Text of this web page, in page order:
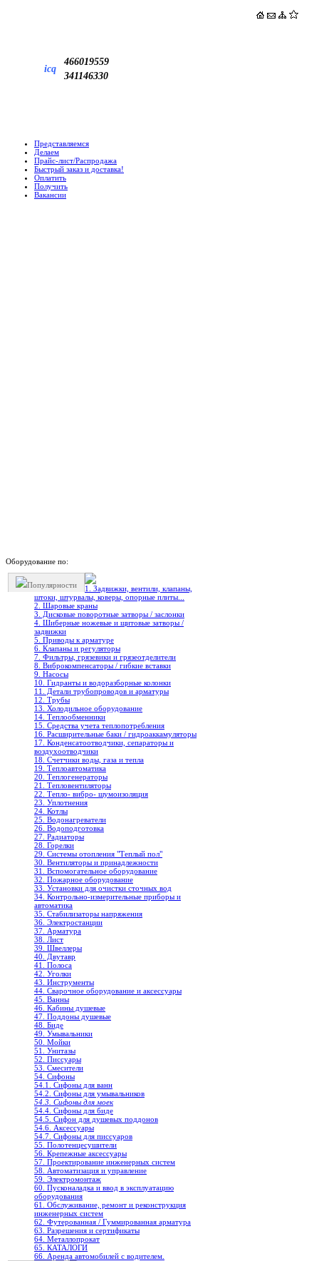
icq
466019559
341146330
Представляемся
Делаем
Прайс-лист/Распродажа
Быстрый заказ и доставка!
Оплатить
Получить
Вакансии
Оборудование по:
Популярности
1. Задвижки, вентили, клапаны,
штоки, штурвалы, коверы, опорные плиты...
2. Шаровые краны
3. Дисковые поворотные затворы / заслонки
4. Шиберные ножевые и щитовые затворы /
задвижки
5. Приводы к арматуре
6. Клапаны и регуляторы
7. Фильтры, грязевики и грязеотделители
8. Виброкомпенсаторы / гибкие вставки
9. Насосы
10. Гидранты и водоразборные колонки
11. Детали трубопроводов и арматуры
12. Трубы
13. Холодильное oборудование
14. Теплообменники
15. Средства учета теплопотребления
16. Расширительные баки / гидроаккамуляторы
17. Конденсатоотводчики, сепараторы и
воздухоотводчики
18. Счетчики воды, газа и тепла
19. Теплоавтоматика
20. Теплогенераторы
21. Тепловентиляторы
22. Тепло- вибро- шумоизоляция
23. Уплотнения
24. Котлы
25. Водонагреватели
26. Водоподготовка
27. Радиаторы
28. Горелки
29. Системы отопления "Теплый пол"
30. Вентиляторы и принадлежности
31. Вспомогательное оборудование
32. Пожарное оборудование
33. Установки для очистки сточных вод
34. Контрольно-измерительные приборы и
автоматика
35. Стабилизаторы напряжения
36. Электростанции
37. Арматура
38. Лист
39. Швеллеры
40. Двутавр
41. Полоса
42. Уголки
43. Инструменты
44. Сварочное оборудование и аксессуары
45. Ванны
46. Кабины душевые
47. Поддоны душевые
48. Биде
49. Умывальники
50. Мойки
51. Унитазы
52. Писсуары
53. Смесители
54. Сифоны
54.1. Сифоны для ванн
54.2. Сифоны для умывальников
54.3. Сифоны для моек
54.4. Сифоны для биде
54.5. Сифон для душевых поддонов
54.6. Аксессуары
54.7. Сифоны для писсуаров
55. Полотенцесушители
56. Крепежные аксессуары
57. Проектирование инженерных систем
58. Автоматизация и управление
59. Электромонтаж
60. Пусконаладка и ввод в эксплуатацию
оборудования
61. Обслуживание, ремонт и реконструкция
инженерных систем
62. Футерованная / Гуммированная арматура
63. Разрешения и сертификаты
64. Металлопрокат
65. КАТАЛОГИ
66. Аренда автомобилей с водителем.